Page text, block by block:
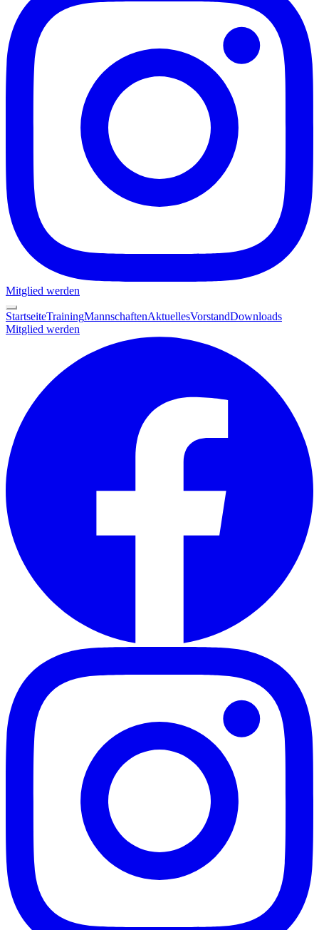
Mitglied werden
StartseiteTrainingMannschaftenAktuellesVorstandDownloads
Mitglied werden